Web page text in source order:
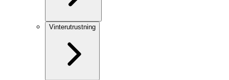
Vinterutrustning